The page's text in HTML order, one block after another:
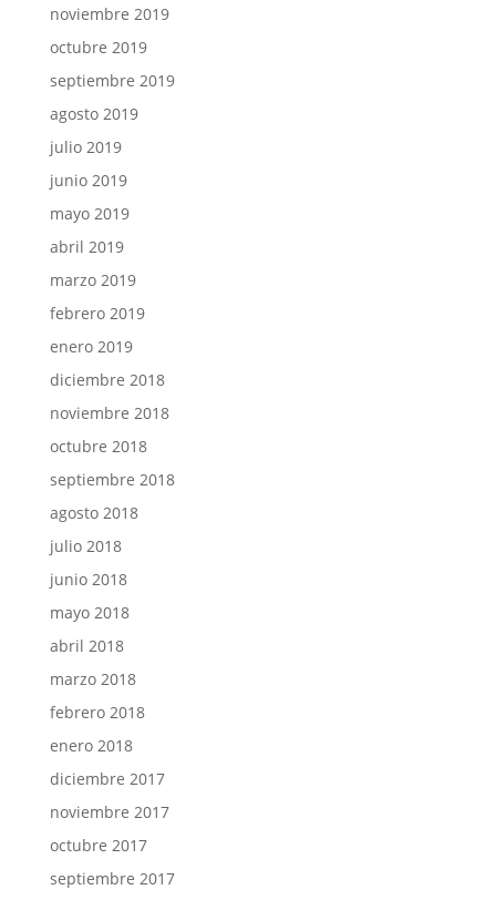
noviembre 2019
octubre 2019
septiembre 2019
agosto 2019
julio 2019
junio 2019
mayo 2019
abril 2019
marzo 2019
febrero 2019
enero 2019
diciembre 2018
noviembre 2018
octubre 2018
septiembre 2018
agosto 2018
julio 2018
junio 2018
mayo 2018
abril 2018
marzo 2018
febrero 2018
enero 2018
diciembre 2017
noviembre 2017
octubre 2017
septiembre 2017